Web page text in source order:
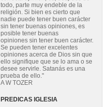
todo, parte muy endeble de la
religión. Si bien es cierto que
nadie puede tener buen carácter
sin tener buenas opiniones, es
posible tener buenas
opiniones sin tener buen carácter.
Se pueden tener excelentes
opiniones acerca de Dios sin que
ello signifique que se lo ama o se
desee servirle. Satanás es una
prueba de ello."
A W TOZER
PREDICAS IGLESIA